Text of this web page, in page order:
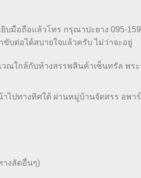
มือถือแล้วโทร กรุณาปะยาง 095-
บต่อได้สบายใจแล้วครับ ไม่ว่าจะอยู่
ณใกล้กับห้างสรรพสินค้าเซ็นทรัล พร
ปทางทิศใต้ ผ่านหมู่บ้านจัดสรร อพา
างลัดอื่นๆ)